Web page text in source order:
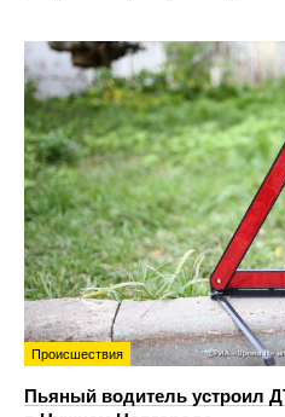
Происшествия
Пьяный водитель устроил